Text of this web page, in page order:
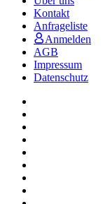
Kontakt
Anfrageliste
Anmelden
AGB
Impressum
Datenschutz